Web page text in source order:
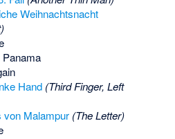
Weihnachtsnacht
Panama
Hand (Third Finger, Left
von Malampur (The Letter)